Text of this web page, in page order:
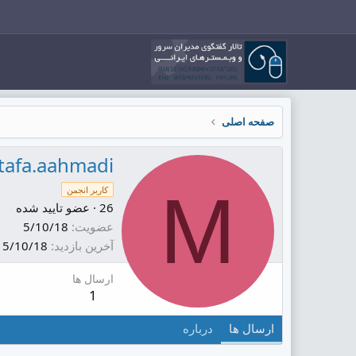
صفحه اصلی
M کاربر انجمن
عضو تایید شده · 26
عضویت 5/10/18
آخرین بازدید 5/10/18
ارسال ها
1
ارسال ها درباره